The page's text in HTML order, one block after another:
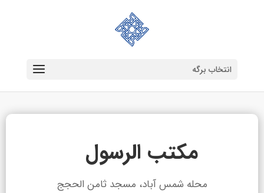
انتخاب برگه
مکتب الرسول
محله شمس آباد، مسجد ثامن الحجج